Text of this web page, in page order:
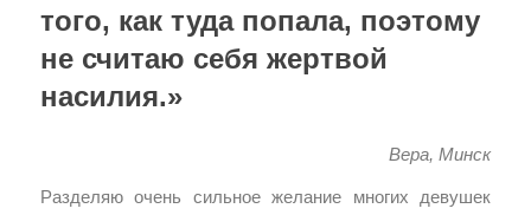
того, как туда попала, поэтому
не считаю себя жертвой
насилия.»
Вера, Минск
Разделяю очень сильное желание многих девушек